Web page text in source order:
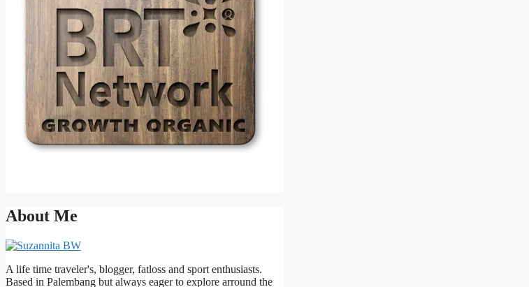
About Me
A life time traveler's, blogger, fatloss and sport enthusiasts.
Based in Palembang but always eager to explore arround the